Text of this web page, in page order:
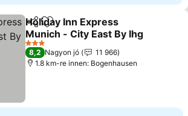
Megosztás
Hozzáadás a kedvencekhez
Holiday Inn Express
Munich - City East By Ihg
Árak megjelenítése
3 Kategória
8,2 Nagyon jó
11 966
1.8 km-re innen: Bogenhausen